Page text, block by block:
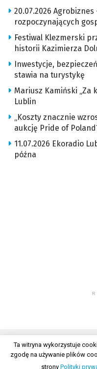
20.07.2026
rozpoczynających
Festiwal Klezmerski
historii Kazimierza
Inwestycje,
stawia na turystykę
Mariusz Kamiński „Za
Lublin
„Koszty znacznie
aukcję Pride of
11.07.2026 Ekoradio
późna
© 2026 Wszelkie prawa
Ta witryna wykorzystuje
zgodę na używanie plików
strony Polityki